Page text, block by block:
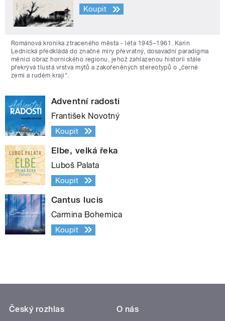
Koupit
Románová kronika ztraceného města - léta 1945–1961. Karin
Lednická předkládá do značné míry převratný, dosavadní paradigma
měnící obraz hornického regionu, jehož zahlazenou historii stále
překrývá tlustá vrstva mýtů a zakořeněných stereotypů o „černé
zemi a rudém kraji“.
Adventní radosti
František Novotný
Koupit
Elbe, velká řeka
Luboš Palata
Koupit
Cantus lucis
Carmina Bohemica
Koupit
Český rozhlas
O nás